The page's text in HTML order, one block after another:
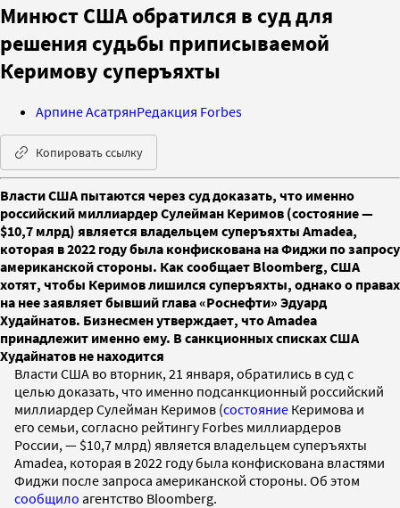
Минюст США обратился в суд для
решения судьбы приписываемой
Керимову суперъяхты
Арпине АсатрянРедакция Forbes
Копировать ссылку
Власти США пытаются через суд доказать, что именно
российский миллиардер Сулейман Керимов (состояние —
$10,7 млрд) является владельцем суперъяхты Amadea,
которая в 2022 году была конфискована на Фиджи по запросу
американской стороны. Как сообщает Bloomberg, США
хотят, чтобы Керимов лишился суперъяхты, однако о правах
на нее заявляет бывший глава «Роснефти» Эдуард
Худайнатов. Бизнесмен утверждает, что Amadea
принадлежит именно ему. В санкционных списках США
Худайнатов не находится
Власти США во вторник, 21 января, обратились в суд с
целью доказать, что именно подсанкционный российский
миллиардер Сулейман Керимов (состояние Керимова и
его семьи, согласно рейтингу Forbes миллиардеров
России, — $10,7 млрд) является владельцем суперъяхты
Amadea, которая в 2022 году была конфискована властями
Фиджи после запроса американской стороны. Об этом
сообщило агентство Bloomberg.